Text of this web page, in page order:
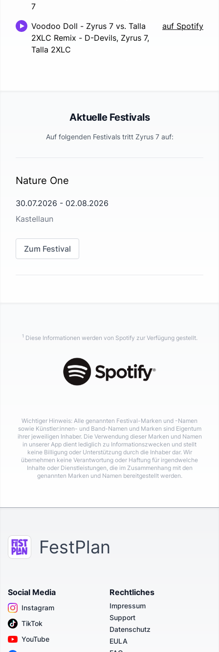
7
Voodoo Doll - Zyrus 7 vs. Talla
2XLC Remix - D-Devils, Zyrus 7,
Talla 2XLC
auf Spotify
Aktuelle Festivals
Auf folgenden Festivals tritt Zyrus 7auf:
Nature One
30.07.2026 - 02.08.2026
Kastellaun
Zum Festival
1 Diese Informationen werden von Spotify zur Verfügung gestellt.
Wichtiger Hinweis: Alle genannten Festival-Marken und -Namen
sowie Künstler:innen- und Band-Namen und Marken sind Eigentum
ihrer jeweiligen Inhaber. Die Verwendung dieser Marken und Namen
in unserer App dient lediglich zu Informationszwecken und stellt
keine Billigung oder Unterstützung durch die Inhaber dar. Wir
übernehmen keine Verantwortung oder Haftung für irgendwelche
Inhalte oder Dienstleistungen, die im Zusammenhang mit den
genannten Marken und Namen bereitgestellt werden.
FestPlan
Social Media
Instagram
TikTok
YouTube
Rechtliches
Impressum
Support
Datenschutz
EULA